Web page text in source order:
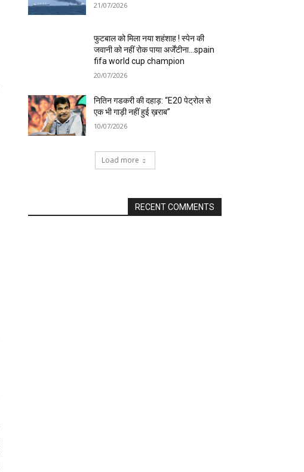
21/07/2026
फुटबाल को मिला नया शहंशाह ! स्पेन की
जवानी को नहीं रोक पाया अर्जेंटीना…spain
fifa world cup champion
20/07/2026
नितिन गडकरी की दहाड़: “E20 पेट्रोल से
एक भी गाड़ी नहीं हुई ख़राब”
10/07/2026
Load more
RECENT COMMENTS